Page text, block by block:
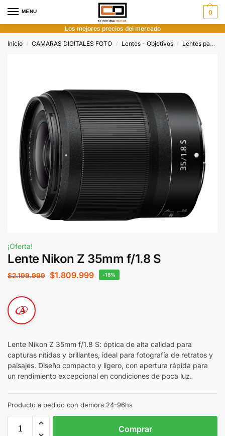
MENU 0
Los mejores precios del mercado
Inicio
/ CAMARAS DIGITALES FOTO / Lentes - Objetivos / Lentes para Nikon
¡Oferta!
Lente Nikon Z 35mm f/1.8 S
$2.199.999 $1.809.999 -18%
Lente Nikon Z 35mm f/1.8 S: óptica de alta calidad para
capturas nítidas y brillantes, ideal para fotografía de retratos y
paisajes. Diseño compacto y ligero, con apertura rápida para
un rendimiento excepcional en condiciones de poca luz.
Producto a pedido con demora 24-96hs
Comprar